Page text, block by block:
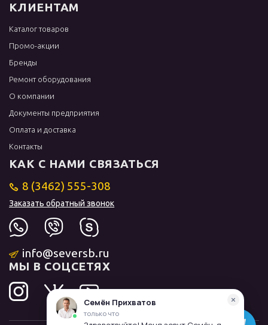
КЛИЕНТАМ
Каталог товаров
Промо-акции
Бренды
Ремонт оборудования
О компании
Документы предприятия
Оплата и доставка
Контакты
КАК С НАМИ СВЯЗАТЬСЯ
8 (3462) 555-308
Заказать обратный звонок
info@seversb.ru
МЫ В СОЦСЕТЯХ